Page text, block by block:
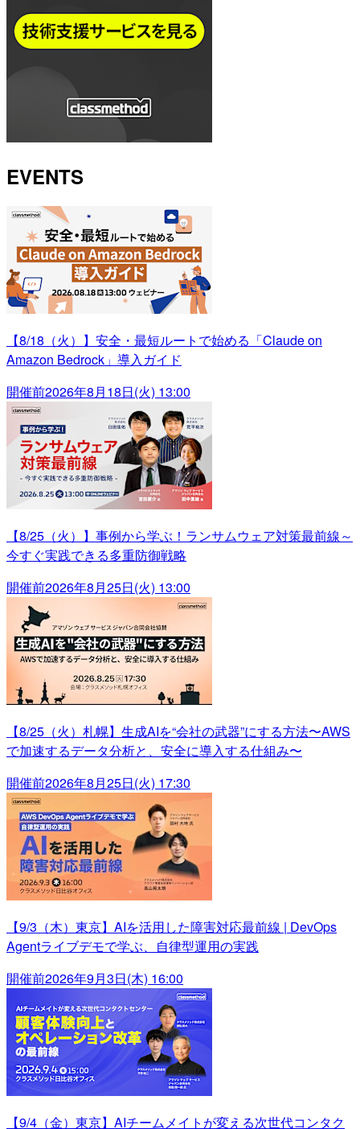
EVENTS
【8/18（火）】安全・最短ルートで始める「Claude on
Amazon Bedrock」導入ガイド
開催前2026年8月18日(火) 13:00
【8/25（火）】事例から学ぶ！ランサムウェア対策最前線～
今すぐ実践できる多重防御戦略
開催前2026年8月25日(火) 13:00
【8/25（火）札幌】生成AIを“会社の武器”にする方法〜AWS
で加速するデータ分析と、安全に導入する仕組み〜
開催前2026年8月25日(火) 17:30
【9/3（木）東京】AIを活用した障害対応最前線 | DevOps
Agentライブデモで学ぶ、自律型運用の実践
開催前2026年9月3日(木) 16:00
【9/4（金）東京】AIチームメイトが変える次世代コンタク